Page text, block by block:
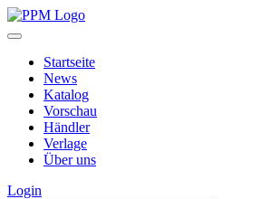
Startseite
News
Katalog
Vorschau
Händler
Verlage
Über uns
Login